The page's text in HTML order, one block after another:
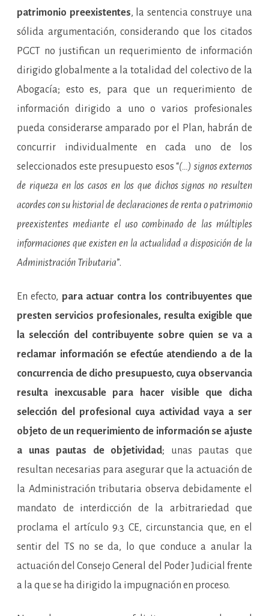
patrimonio preexistentes, la sentencia construye una
sólida argumentación, considerando que los citados
PGCT no justifican un requerimiento de información
dirigido globalmente a la totalidad del colectivo de la
Abogacía; esto es, para que un requerimiento de
información dirigido a uno o varios profesionales
pueda considerarse amparado por el Plan, habrán de
concurrir individualmente en cada uno de los
seleccionados este presupuesto esos “(…) signos externos
de riqueza en los casos en los que dichos signos no resulten
acordes con su historial de declaraciones de renta o patrimonio
preexistentes mediante el uso combinado de las múltiples
informaciones que existen en la actualidad a disposición de la
Administración Tributaria”.
En efecto, para actuar contra los contribuyentes que
presten servicios profesionales, resulta exigible que
la selección del contribuyente sobre quien se va a
reclamar información se efectúe atendiendo a de la
concurrencia de dicho presupuesto, cuya observancia
resulta inexcusable para hacer visible que dicha
selección del profesional cuya actividad vaya a ser
objeto de un requerimiento de información se ajuste
a unas pautas de objetividad; unas pautas que
resultan necesarias para asegurar que la actuación de
la Administración tributaria observa debidamente el
mandato de interdicción de la arbitrariedad que
proclama el artículo 9.3 CE, circunstancia que, en el
sentir del TS no se da, lo que conduce a anular la
actuación del Consejo General del Poder Judicial frente
a la que se ha dirigido la impugnación en proceso.